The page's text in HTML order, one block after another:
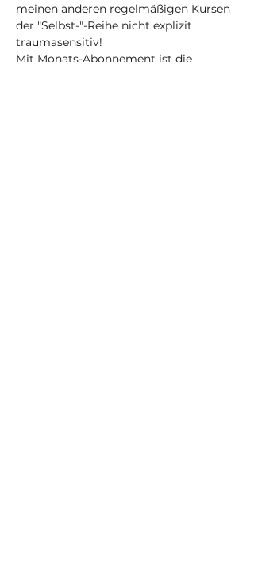
meinen anderen regelmäßigen Kursen
der "Selbst-"-Reihe nicht explizit
traumasensitiv!
Mit Monats-Abonnement ist die